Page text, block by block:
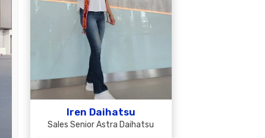
Iren Daihatsu
Sales Senior Astra Daihatsu